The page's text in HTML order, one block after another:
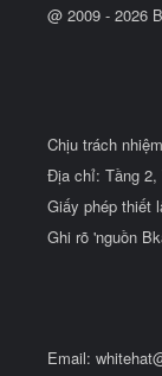
@ 2009 - 2026
Chịu trách
Địa chỉ: Tầng 2,
Giấy phép thiết
Ghi rõ 'nguồn
Email: